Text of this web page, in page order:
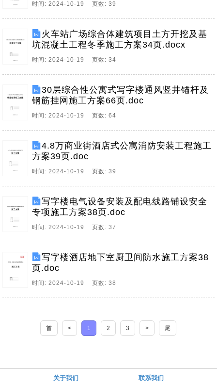
时间: 2024-10-19 页数: 39
火车站广场综合体建筑项目土方开挖及基
坑混凝土工程冬季施工方案34页.docx
时间: 2024-10-19 页数: 34
30层综合性公寓式写字楼通风竖井锚杆及
钢筋挂网施工方案66页.doc
时间: 2024-10-19 页数: 64
4.8万商业街酒店式公寓消防安装工程施工
方案39页.doc
时间: 2024-10-19 页数: 39
写字楼电气设备安装及配电线路铺设安全
专项施工方案38页.doc
时间: 2024-10-19 页数: 37
写字楼酒店地下室厨卫间防水施工方案38
页.doc
时间: 2024-10-19 页数: 38
首 < 1 2 3 > 尾
关于我们 联系我们